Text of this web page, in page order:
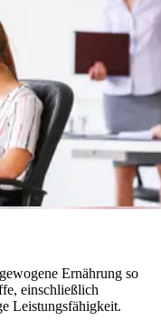
Ernährung so
einschließlich
Leistungsfähigkeit.